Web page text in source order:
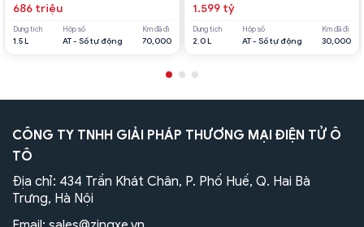
686 triệu
Dung tích
1.5 L
Hộp số
AT - Số tự động
Km đã đi
70,000
1.599 tỷ
Dung tích
2.0 L
Hộp số
AT - Số tự động
Km đã đi
30,000
CÔNG TY TNHH GIẢI PHÁP THƯƠNG MẠI ĐIỆN TỬ Ô
TÔ
Địa chỉ: 434 Trần Khát Chân, P. Phố Huế, Q. Hai Bà
Trưng, Hà Nội